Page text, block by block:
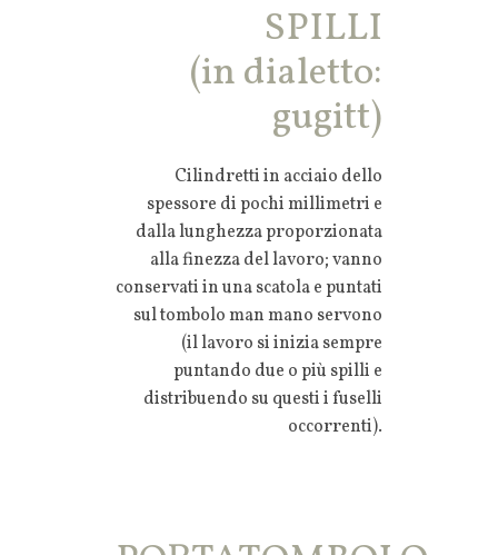
SPILLI
(in dialetto:
gugitt)
Cilindretti in acciaio dello
spessore di pochi millimetri e
dalla lunghezza proporzionata
alla finezza del lavoro; vanno
conservati in una scatola e puntati
sul tombolo man mano servono
(il lavoro si inizia sempre
puntando due o più spilli e
distribuendo su questi i fuselli
occorrenti).